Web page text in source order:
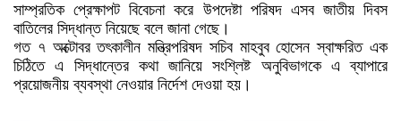
সাম্প্রতিক প্রেক্ষাপট বিবেচনা করে উপদেষ্টা পরিষদ এসব জাতীয় দিবস
বাতিলের সিদ্ধান্ত নিয়েছে বলে জানা গেছে।
গত ৭ অক্টোবর তৎকালীন মন্ত্রিপরিষদ সচিব মাহবুব হোসেন স্বাক্ষরিত এক
চিঠিতে এ সিদ্ধান্তের কথা জানিয়ে সংশ্লিষ্ট অনুবিভাগকে এ ব্যাপারে
প্রয়োজনীয় ব্যবস্থা নেওয়ার নির্দেশ দেওয়া হয়।